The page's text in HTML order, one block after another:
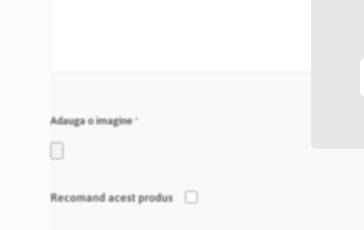
Adauga o imagine
Recomand acest produs